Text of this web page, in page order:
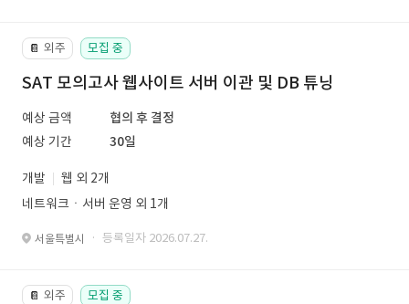
📔 외주 모집 중
SAT 모의고사 웹사이트 서버 이관 및 DB 튜닝
예상 금액
협의 후 결정
예상 기간
30일
개발
웹 외 2개
네트워크ㆍ서버 운영 외 1개
서울특별시 · 등록일자 2026.07.27.
📔 외주 모집 중